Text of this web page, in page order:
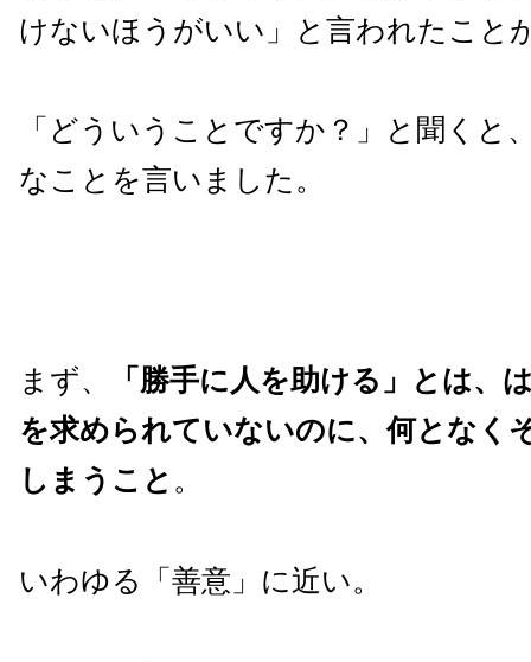
けないほうがいい」と言われたこと
「どういうことですか？」と聞くと
なことを言いました。
まず、
「勝手に人を助ける」とは、
を求められていないのに、何となく
しまうこと 。
いわゆる「善意」に近い。